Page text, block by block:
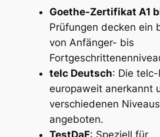
Goethe-Zertifikat A1
Prüfungen decken ein
von Anfänger- bis
telc Deutsch: Die
europaweit anerkannt
verschiedenen
angeboten.